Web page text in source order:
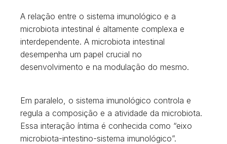
A relação entre o sistema imunológico e a
microbiota intestinal é altamente complexa e
interdependente. A microbiota intestinal
desempenha um papel crucial no
desenvolvimento e na modulação do mesmo.
Em paralelo, o sistema imunológico controla e
regula a composição e a atividade da microbiota.
Essa interação íntima é conhecida como “eixo
microbiota-intestino-sistema imunológico”.